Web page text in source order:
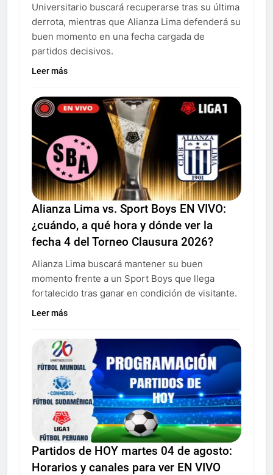
Universitario buscará recuperarse tras su última
derrota, mientras que Alianza Lima defenderá su
buen momento en una fecha cargada de
partidos decisivos.
Leer más
Alianza Lima vs. Sport Boys EN VIVO:
¿cuándo, a qué hora y dónde ver la
fecha 4 del Torneo Clausura 2026?
Alianza Lima buscará mantener su buen
momento frente a un Sport Boys que llega
fortalecido tras ganar en condición de visitante.
Leer más
Partidos de HOY martes 04 de agosto:
Horarios y canales para ver EN VIVO